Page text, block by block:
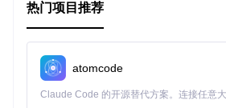
热门项目推荐
atomcode